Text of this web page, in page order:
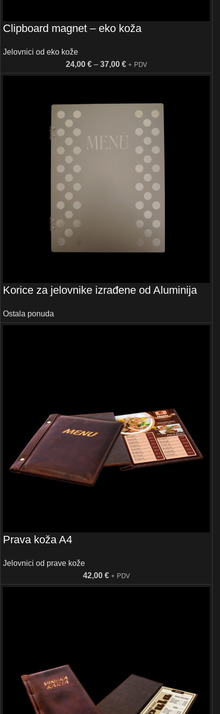
Clipboard magnet – eko koža
Jelovnici od eko kože
24,00 € – 37,00 € + PDV
Korice za jelovnike izrađene od Aluminija
Ostala ponuda
Prava koža A4
Jelovnici od prave kože
42,00 € + PDV